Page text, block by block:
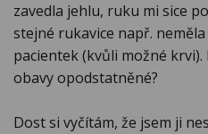
zavedla jehlu, ruku mi sice
stejné rukavice např.
pacientek (kvůli možné
obavy opodstatněné?
Dost si vyčítám, že jsem ji